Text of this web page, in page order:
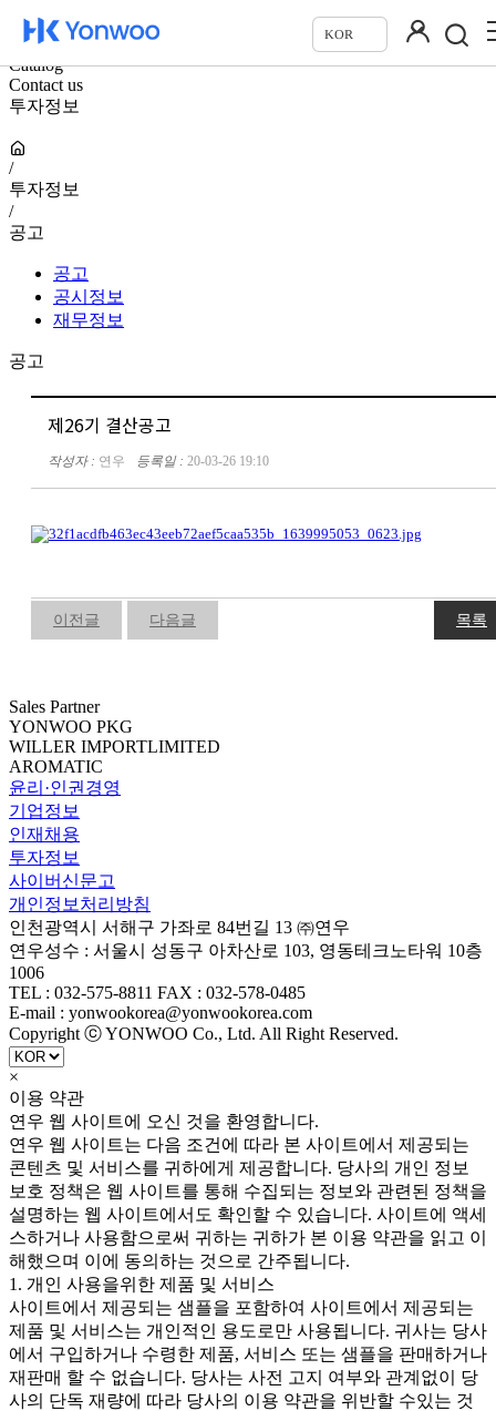
KOR
카탈로그
문의하기
Catalog
Contact us
투자정보
/
투자정보
/
공고
공고
공시정보
재무정보
공고
제26기 결산공고
작성자 : 연우 등록일 : 20-03-26 19:10
이전글 다음글 목록
Sales Partner
YONWOO PKG
WILLER IMPORTLIMITED
AROMATIC
윤리·인권경영
기업정보
인재채용
투자정보
사이버신문고
개인정보처리방침
인천광역시 서해구 가좌로 84번길 13 ㈜연우
연우성수 : 서울시 성동구 아차산로 103, 영동테크노타워 10층
1006
TEL : 032-575-8811 FAX : 032-578-0485
E-mail : yonwookorea@yonwookorea.com
Copyright ⓒ YONWOO Co., Ltd. All Right Reserved.
×
이용 약관
연우 웹 사이트에 오신 것을 환영합니다.
연우 웹 사이트는 다음 조건에 따라 본 사이트에서 제공되는
콘텐츠 및 서비스를 귀하에게 제공합니다. 당사의 개인 정보
보호 정책은 웹 사이트를 통해 수집되는 정보와 관련된 정책을
설명하는 웹 사이트에서도 확인할 수 있습니다. 사이트에 액세
스하거나 사용함으로써 귀하는 귀하가 본 이용 약관을 읽고 이
해했으며 이에 동의하는 것으로 간주됩니다.
1. 개인 사용을위한 제품 및 서비스
사이트에서 제공되는 샘플을 포함하여 사이트에서 제공되는
제품 및 서비스는 개인적인 용도로만 사용됩니다. 귀사는 당사
에서 구입하거나 수령한 제품, 서비스 또는 샘플을 판매하거나
재판매 할 수 없습니다. 당사는 사전 고지 여부와 관계없이 당
사의 단독 재량에 따라 당사의 이용 약관을 위반할 수있는 것